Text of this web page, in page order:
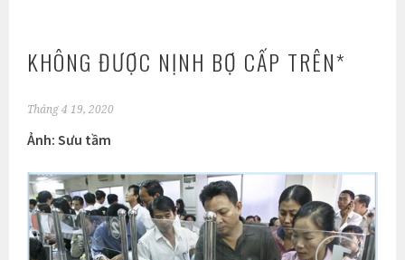
KHÔNG ĐƯỢC NỊNH BỢ CẤP TRÊN*
Tháng 4 19, 2020
Ảnh: Sưu tầm